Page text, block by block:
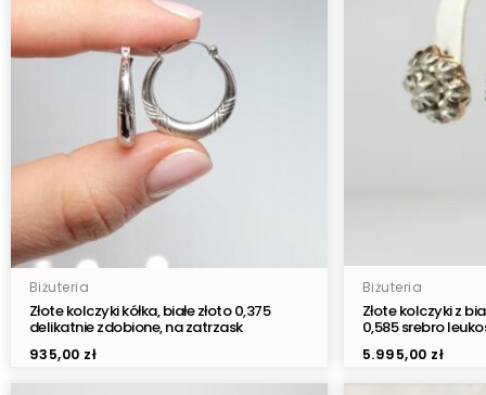
Biżuteria
Złote kolczyki kółka, białe złoto 0,375
delikatnie zdobione, na zatrzask
935,00 zł
Biżuteria
Złote kolczyki z
0,585 srebro
5.995,00 zł